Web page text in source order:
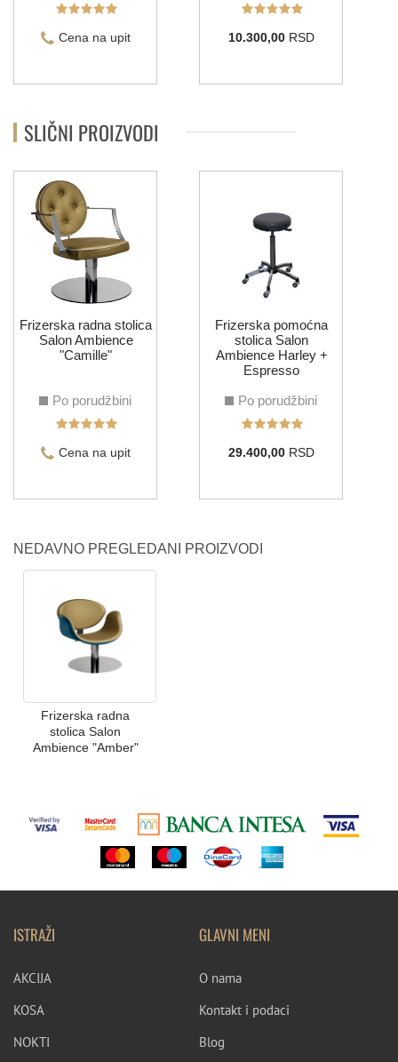
Cena na upit 10.300,00RSD
SLIČNI PROIZVODI
Frizerska radna stolica
Salon Ambience
"Camille"
Po porudžbini
Cena na upit
Frizerska pomoćna
stolica Salon
Ambience Harley +
Espresso
Po porudžbini
29.400,00RSD
NEDAVNO PREGLEDANI PROIZVODI
Frizerska radna
stolica Salon
Ambience "Amber"
ISTRAŽI
AKCIJA
KOSA
NOKTI
GLAVNI MENI
O nama
Kontakt i podaci
Blog